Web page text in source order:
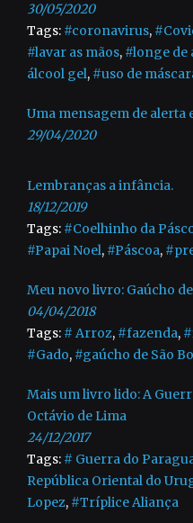
30/05/2020
Tags: #coronavirus,
#lavar as mãos, #longe de
álcool gel, #uso de
Uma mensagem de alerta
29/04/2020
Lembranças a infância.
18/12/2019
Tags: #Coelhinho da
#Papai Noel, #Páscoa,
Meu novo livro: Gaúcho
04/04/2018
Tags: # Arroz, #fazenda,
#Gado, #gaúcho de São
Mais um livro lido: A
Octávio de Lima
24/12/2017
Tags: # Guerra do
República Oriental do
Lopez, #Tríplice Aliança